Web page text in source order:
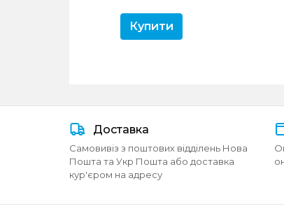
R32)
Купити
Доставка
Самовивіз з поштових відділень Нова
Пошта та Укр Пошта або доставка
кур'єром на адресу